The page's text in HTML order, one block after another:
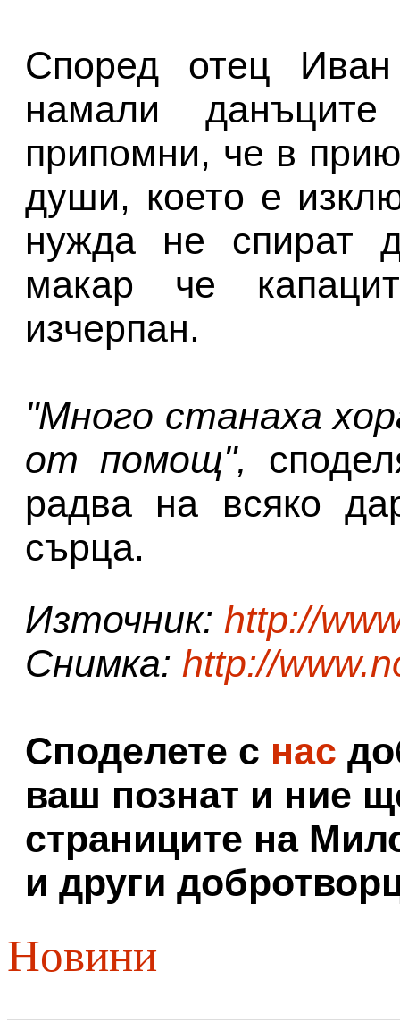
Според отец
намали
припомни, че в
души, което е
нужда не спират
макар че
изчерпан.
"Много станаха
от помощ",
радва на всяко
сърца.
Източник: http://
Снимка: http://
Споделете с нас
ваш познат и ние
страниците на
и други
Новини